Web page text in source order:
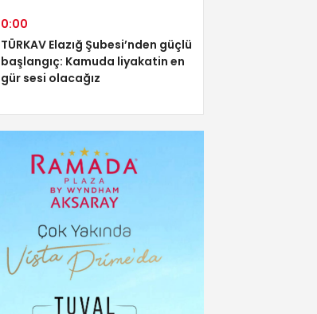
0:00
TÜRKAV Elazığ Şubesi’nden güçlü
başlangıç: Kamuda liyakatin en
gür sesi olacağız